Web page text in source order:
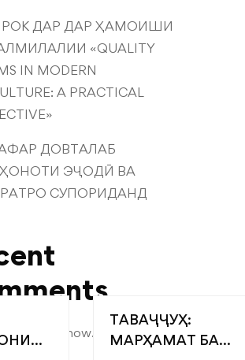
ТАВАҶҶУҲ:
МАРҲАМАТ БА
ДАР ДАР ҲАМОИШИ
«QUALITY
IN MODERN
A PRACTICAL
ДОВТАЛАБ
ЭҶОДӢ ВА
СУПОРИДАНД
to show.